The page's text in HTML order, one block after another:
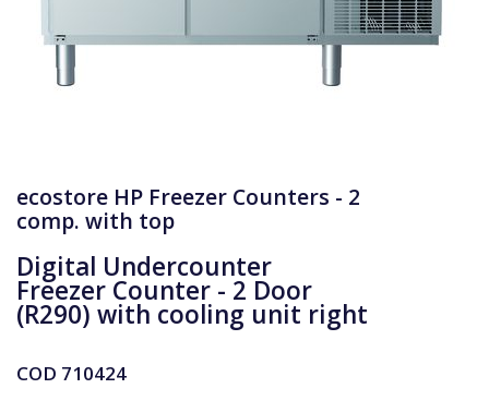
ecostore HP Freezer Counters - 2
comp. with top
Digital Undercounter
Freezer Counter - 2 Door
(R290) with cooling unit right
COD 710424